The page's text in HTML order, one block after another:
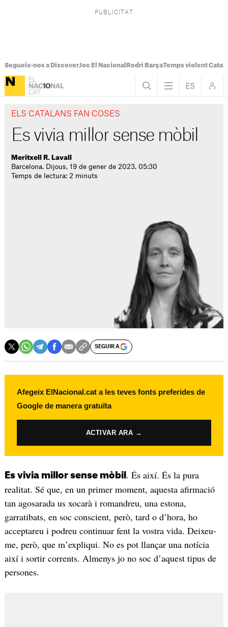
Segueix-nos a DiscoverJoc El Nacional Rodri BarçaTemps violent
ELS CATALANS FAN COSES
Es vivia millor sense mòbil
Meritxell R. Lavall
Barcelona. Dijous, 19 de gener de 2023. 05:30
Temps de lectura: 2 minuts
SEGUIR A
Afegeix ElNacional.cat a les teves fonts preferides de
Google de manera gratuïta
ACTIVAR ARA →
Es vivia millor sense mòbil . És així. És la pura
realitat. Sé que, en un primer moment, aquesta afirmació
tan agosarada us xocarà i romandreu, una estona,
garratibats, en soc conscient, però, tard o d’hora, ho
acceptareu i podreu continuar fent la vostra vida. Deixeu-
me, però, que m’expliqui. No es pot llançar una notícia
així i sortir corrents. Almenys jo no soc d’aquest tipus de
persones.